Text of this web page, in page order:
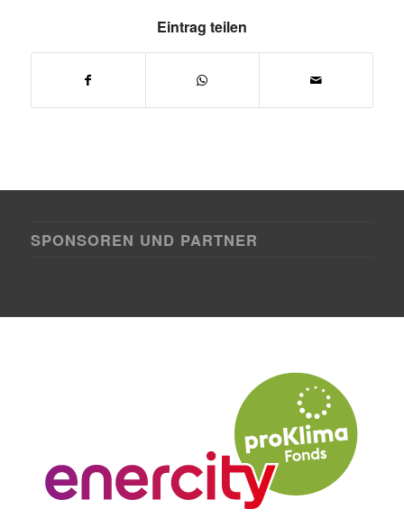
Eintrag teilen
SPONSOREN UND PARTNER